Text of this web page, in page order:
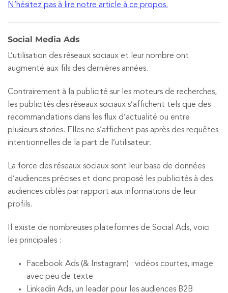
N’hésitez pas à lire notre article à ce propos.
Social Media Ads
L’utilisation des réseaux sociaux et leur nombre ont
augmenté aux fils des dernières années.
Contrairement à la publicité sur les moteurs de recherches,
les publicités des réseaux sociaux s’affichent tels que des
recommandations dans les flux d’actualité ou entre
plusieurs stories. Elles ne s’affichent pas après des requêtes
intentionnelles de la part de l’utilisateur.
La force des réseaux sociaux sont leur base de données
d’audiences précises et donc proposé les publicités à des
audiences ciblés par rapport aux informations de leur
profils.
Il existe de nombreuses plateformes de Social Ads, voici
les principales :
Facebook Ads (& Instagram) : vidéos courtes, image
avec peu de texte
Linkedin Ads, un leader pour les audiences B2B